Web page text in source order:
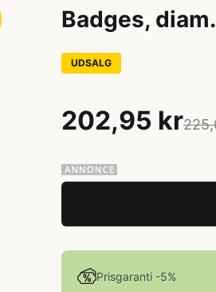
Badges,
UDSALG
202,95 kr
Prisgaranti -5%